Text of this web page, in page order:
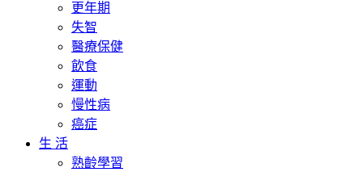
更年期
失智
醫療保健
飲食
運動
慢性病
癌症
生 活
熟齡學習